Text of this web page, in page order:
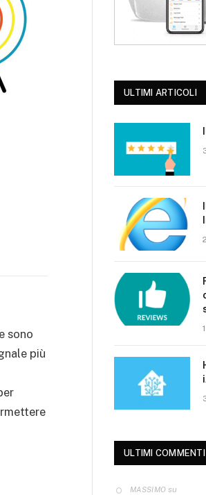
sono
più
ULTIMI ARTICOLI
ULTIMI COMMENTI
MASSIMO su